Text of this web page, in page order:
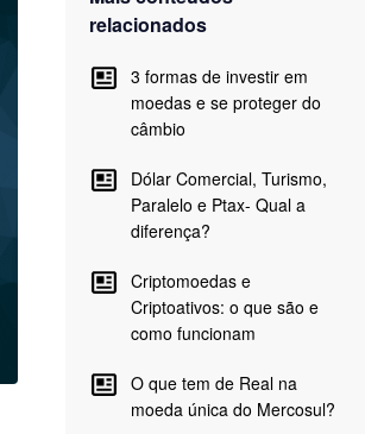
relacionados
3 formas de investir em
moedas e se proteger do
câmbio
Dólar Comercial, Turismo,
Paralelo e Ptax- Qual a
diferença?
Criptomoedas e
Criptoativos: o que são e
como funcionam
O que tem de Real na
moeda única do Mercosul?